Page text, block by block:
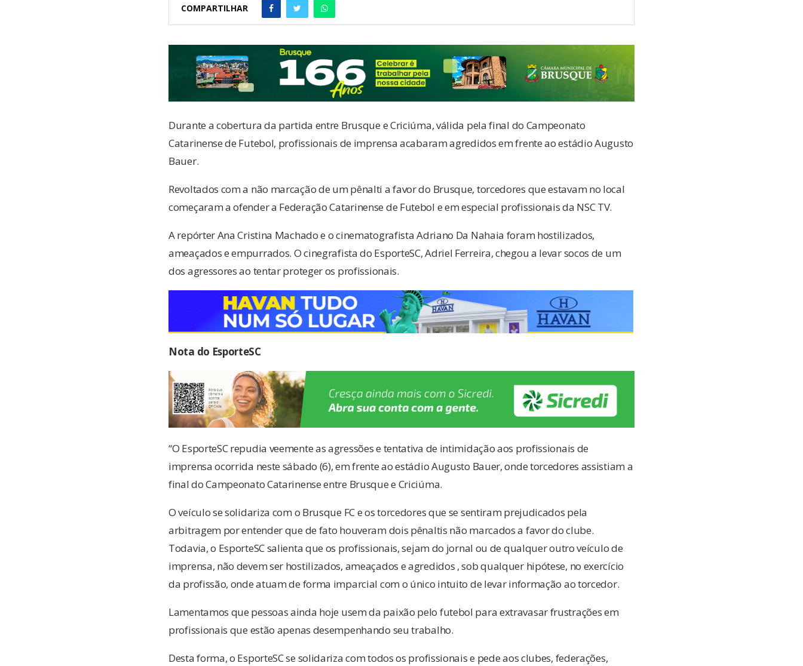
COMPARTILHAR
Durante a cobertura da partida entre Brusque e Criciúma, válida pela final do Campeonato
Catarinense de Futebol, profissionais de imprensa acabaram agredidos em frente ao estádio Augusto
Bauer.
Revoltados com a não marcação de um pênalti a favor do Brusque, torcedores que estavam no local
começaram a ofender a Federação Catarinense de Futebol e em especial profissionais da NSC TV.
A repórter Ana Cristina Machado e o cinematografista Adriano Da Nahaia foram hostilizados,
ameaçados e empurrados. O cinegrafista do EsporteSC, Adriel Ferreira, chegou a levar socos de um
dos agressores ao tentar proteger os profissionais.
Nota do EsporteSC
“O EsporteSC repudia veemente as agressões e tentativa de intimidação aos profissionais de
imprensa ocorrida neste sábado (6), em frente ao estádio Augusto Bauer, onde torcedores assistiam a
final do Campeonato Catarinense entre Brusque e Criciúma.
O veículo se solidariza com o Brusque FC e os torcedores que se sentiram prejudicados pela
arbitragem por entender que de fato houveram dois pênaltis não marcados a favor do clube.
Todavia, o EsporteSC salienta que os profissionais, sejam do jornal ou de qualquer outro veículo de
imprensa, não devem ser hostilizados, ameaçados e agredidos , sob qualquer hipótese, no exercício
da profissão, onde atuam de forma imparcial com o único intuito de levar informação ao torcedor.
Lamentamos que pessoas ainda hoje usem da paixão pelo futebol para extravasar frustrações em
profissionais que estão apenas desempenhando seu trabalho.
Desta forma, o EsporteSC se solidariza com todos os profissionais e pede aos clubes, federações,